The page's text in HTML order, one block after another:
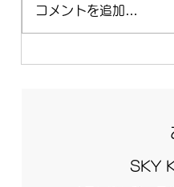
コメントを追加…
SKY